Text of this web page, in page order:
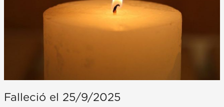
Falleció el 25/9/2025